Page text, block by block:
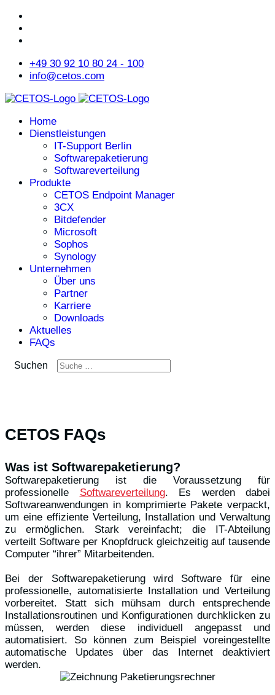
+49 30 92 10 80 24 - 100
info@cetos.com
Home
Dienstleistungen
IT-Support Berlin
Softwarepaketierung
Softwareverteilung
Produkte
CETOS Endpoint Manager
3CX
Bitdefender
Microsoft
Sophos
Synology
Unternehmen
Über uns
Partner
Karriere
Downloads
Aktuelles
FAQs
Suchen
CETOS FAQs
Was ist Softwarepaketierung?
Softwarepaketierung ist die Voraussetzung für
professionelle Softwareverteilung. Es werden dabei
Softwareanwendungen in komprimierte Pakete verpackt,
um eine effiziente Verteilung, Installation und Verwaltung
zu ermöglichen. Stark vereinfacht; die IT-Abteilung
verteilt Software per Knopfdruck gleichzeitig auf tausende
Computer “ihrer” Mitarbeitenden.
Bei der Softwarepaketierung wird Software für eine
professionelle, automatisierte Installation und Verteilung
vorbereitet. Statt sich mühsam durch entsprechende
Installationsroutinen und Konfigurationen durchklicken zu
müssen, werden diese individuell angepasst und
automatisiert. So können zum Beispiel voreingestellte
automatische Updates über das Internet deaktiviert
werden.